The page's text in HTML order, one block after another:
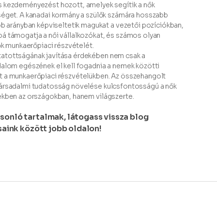
kezdeményezést hozott, amelyek segítik a nők
A kanadai kormány a szülők számára hosszabb
arányban képviseltetik magukat a vezetői pozíciókban,
támogatja a női vállalkozókat, és számos olyan
munkaerőpiaci részvételét.
javítása érdekében nem csak a
egészének el kell fogadnia a nemek közötti
munkaerőpiaci részvételükben. Az összehangolt
tudatosság növelése kulcsfontosságú a nők
az országokban, hanem világszerte.
tartalmak, látogass vissza blog
között jobb oldalon!